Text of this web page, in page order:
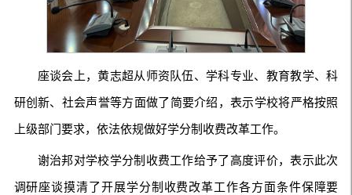
座谈会上，黄志超从师资队伍、学科专业、教育教学、科
研创新、社会声誉等方面做了简要介绍，表示学校将严格按照
上级部门要求，依法依规做好学分制收费改革工作。
谢治邦对学校学分制收费工作给予了高度评价，表示此次
调研座谈摸清了开展学分制收费改革工作各方面条件保障要